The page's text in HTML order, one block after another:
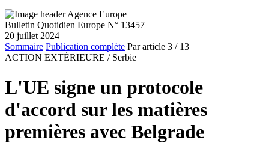
Bulletin Quotidien Europe N° 13457
20 juillet 2024
Sommaire Publication complète Par article 3 / 13
ACTION EXTÉRIEURE / Serbie
L'UE signe un protocole
d'accord sur les matières
premières avec Belgrade